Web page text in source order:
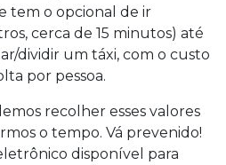
tem o opcional de ir
cerca de 15 minutos) até
dividir um táxi, com o custo
por pessoa.
recolher esses valores
o tempo. Vá prevenido!
disponível para